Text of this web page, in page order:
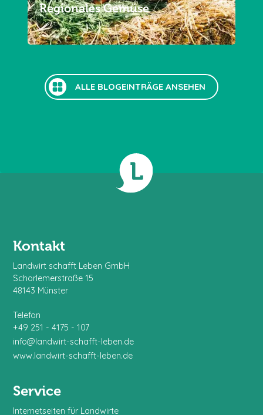
Regionales Gemüse
ALLE BLOGEINTRÄGE ANSEHEN
Kontakt
Landwirt schafft Leben GmbH
Schorlemerstraße 15
48143 Münster
Telefon
+49 251 - 4175 - 107
info@landwirt-schafft-leben.de
www.landwirt-schafft-leben.de
Service
Internetseiten für Landwirte